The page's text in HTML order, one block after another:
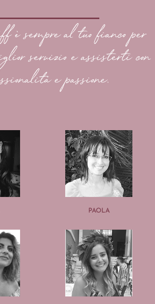
è sempre al tuo fianco per
servizio e assisterti con
e passione.
PAOLA